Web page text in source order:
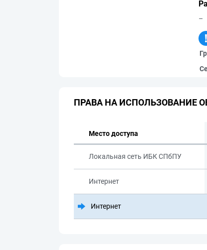
–
ПРАВА НА ИСПОЛЬЗОВАНИЕ
Место доступа
Локальная сеть ИБК СПбПУ
Интернет
Интернет